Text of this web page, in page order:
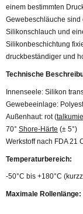
einem bestimmten
Gewebeschläuche sind
Silikonschlauch und
Silikonbeschichtung
druckbeständiger und
Technische
Innenseele: Silikon
Gewebeeinlage:
Außenhaut: rot (
70° Shore-Härte (± 5°)
Werkstoff nach FDA 21
Temperaturbereich:
-50°C bis +180°C
Maximale Rollenlänge: